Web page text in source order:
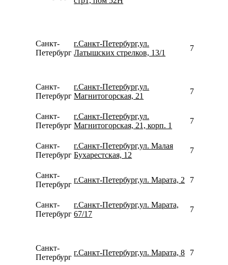
Санкт-
Петербург
г.Санкт-Петербург,ул.
Латышских стрелков, 13/1
Санкт-
Петербург
г.Санкт-Петербург,ул.
Магнитогорская, 21
Санкт-
Петербург
г.Санкт-Петербург,ул.
Магнитогорская, 21, корп. 1
Санкт-
Петербург
г.Санкт-Петербург,ул. Малая
Бухарестская, 12
Санкт-
Петербург
г.Санкт-Петербург,ул. Марата, 2
Санкт-
Петербург
г.Санкт-Петербург,ул. Марата,
67/17
Санкт-
Петербург
г.Санкт-Петербург,ул. Марата, 8